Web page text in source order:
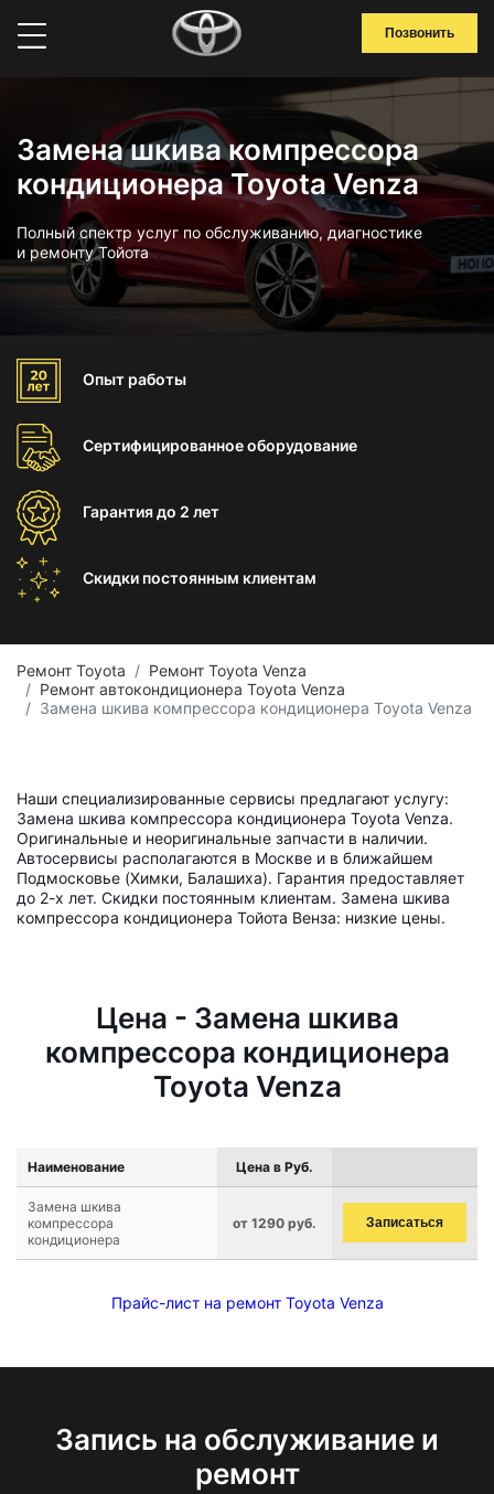
Позвонить
Замена шкива компрессора
кондиционера Toyota Venza
Полный спектр услуг по обслуживанию, диагностике
и ремонту Тойота
Опыт работы
Сертифицированноеоборудование
Гарантиядо 2 лет
Скидки постоянным клиентам
Ремонт Toyota
Ремонт Toyota Venza
Ремонт автокондиционера Toyota Venza
Замена шкива компрессора кондиционера Toyota Venza
Наши специализированные сервисы предлагают услугу:
Замена шкива компрессора кондиционера Toyota Venza.
Оригинальные и неоригинальные запчасти в наличии.
Автосервисы располагаются в Москве и в ближайшем
Подмосковье (Химки, Балашиха). Гарантия предоставляет
до 2-х лет. Скидки постоянным клиентам. Замена шкива
компрессора кондиционера Тойота Венза: низкие цены.
Цена - Замена шкива
компрессора кондиционера
Toyota Venza
Наименование Цена в Руб.
Замена шкива
компрессора
кондиционера
от 1290 руб. Записаться
Прайс-лист на ремонт Toyota Venza
Запись на обслуживание и
ремонт